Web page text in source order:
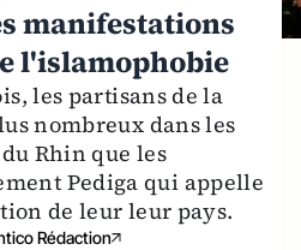
manifestations
l'islamophobie
les partisans de la
nombreux dans les
Rhin que les
Pediga qui appelle
de leur leur pays.
Rédaction